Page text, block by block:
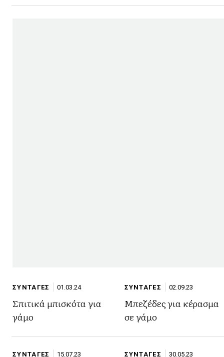
ΣΥΝΤΑΓΕΣ 01.03.24
Σπιτικά μπισκότα για
γάμο
ΣΥΝΤΑΓΕΣ 02.09.23
Μπεζέδες για κέρασμα
σε γάμο
ΣΥΝΤΑΓΕΣ 15.07.23 ΣΥΝΤΑΓΕΣ 30.05.23